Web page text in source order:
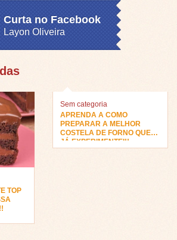
Curta no Facebook
Layon Oliveira
TOP
Sem categoria
APRENDA A COMO
PREPARAR A MELHOR
COSTELA DE FORNO QUE
JÁ EXPERIMENTEI!!